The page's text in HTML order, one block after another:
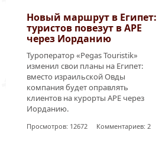
Новый маршрут в Египет:
туристов повезут в АРЕ
через Иорданию
Туроператор «Pegas Touristik»
изменил свои планы на Египет:
вместо израильской Овды
компания будет оправлять
клиентов на курорты АРЕ через
Иорданию.
Просмотров: 12672 Комментариев: 2